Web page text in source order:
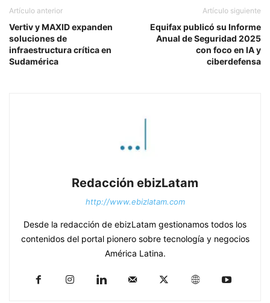
Artículo anterior
Vertiv y MAXID expanden
soluciones de
infraestructura crítica en
Sudamérica
Artículo siguiente
Equifax publicó su Informe
Anual de Seguridad 2025
con foco en IA y
ciberdefensa
Redacción ebizLatam
http://www.ebizlatam.com
Desde la redacción de ebizLatam gestionamos todos los
contenidos del portal pionero sobre tecnología y negocios
América Latina.